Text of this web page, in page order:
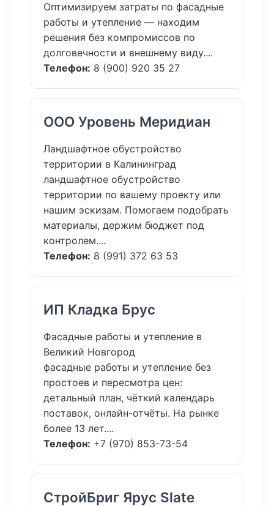
Оптимизируем затраты по фасадные
работы и утепление — находим
решения без компромиссов по
долговечности и внешнему виду....
Телефон: 8 (900) 920 35 27
ООО Уровень Меридиан
Ландшафтное обустройство
территории в Калининград
ландшафтное обустройство
территории по вашему проекту или
нашим эскизам. Помогаем подобрать
материалы, держим бюджет под
контролем....
Телефон: 8 (991) 372 63 53
ИП Кладка Брус
Фасадные работы и утепление в
Великий Новгород
фасадные работы и утепление без
простоев и пересмотра цен:
детальный план, чёткий календарь
поставок, онлайн-отчёты. На рынке
более 13 лет....
Телефон: +7 (970) 853-73-54
СтройБриг Ярус Slate